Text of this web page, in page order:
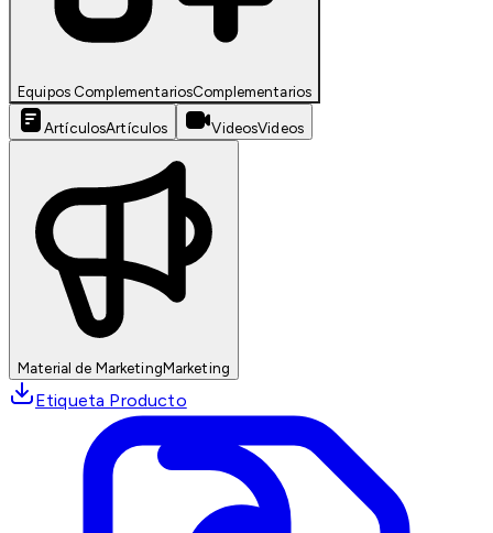
Equipos ComplementariosComplementarios
ArtículosArtículos VideosVideos
Material de MarketingMarketing
Etiqueta Producto